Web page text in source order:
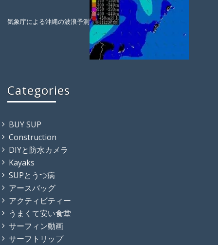
気象庁による沖縄の波浪予測
Categories
BUY SUP
Construction
DIYと防水カメラ
Kayaks
SUPとうつ病
アースバッグ
アクティビティー
うまくて安い食堂
サーフィン動画
サーフトリップ